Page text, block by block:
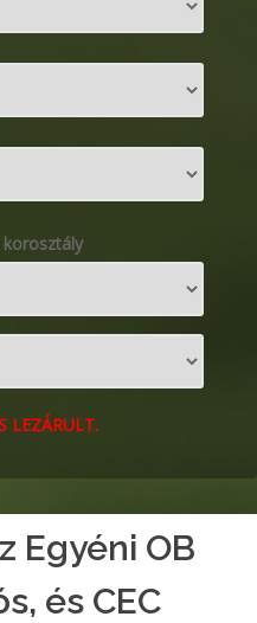
LEZÁRULT.
Egyéni OB
és CEC